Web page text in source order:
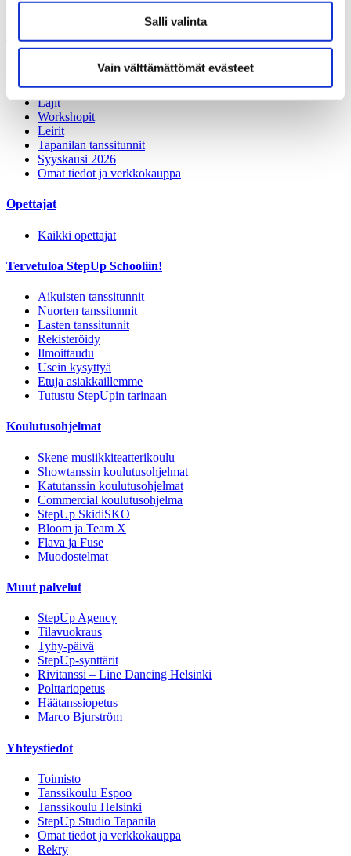
Salli valinta
Vain välttämättömät evästeet
Tuntitarjonta
Hinnasto
Lajit
Workshopit
Leirit
Tapanilan tanssitunnit
Syyskausi 2026
Omat tiedot ja verkkokauppa
Opettajat
Kaikki opettajat
Tervetuloa StepUp Schooliin!
Aikuisten tanssitunnit
Nuorten tanssitunnit
Lasten tanssitunnit
Rekisteröidy
Ilmoittaudu
Usein kysyttyä
Etuja asiakkaillemme
Tutustu StepUpin tarinaan
Koulutusohjelmat
Skene musiikkiteatterikoulu
Showtanssin koulutusohjelmat
Katutanssin koulutusohjelmat
Commercial koulutusohjelma
StepUp SkidiSKO
Bloom ja Team X
Flava ja Fuse
Muodostelmat
Muut palvelut
StepUp Agency
Tilavuokraus
Tyhy-päivä
StepUp-synttärit
Rivitanssi – Line Dancing Helsinki
Polttariopetus
Häätanssiopetus
Marco Bjurström
Yhteystiedot
Toimisto
Tanssikoulu Espoo
Tanssikoulu Helsinki
StepUp Studio Tapanila
Omat tiedot ja verkkokauppa
Rekry